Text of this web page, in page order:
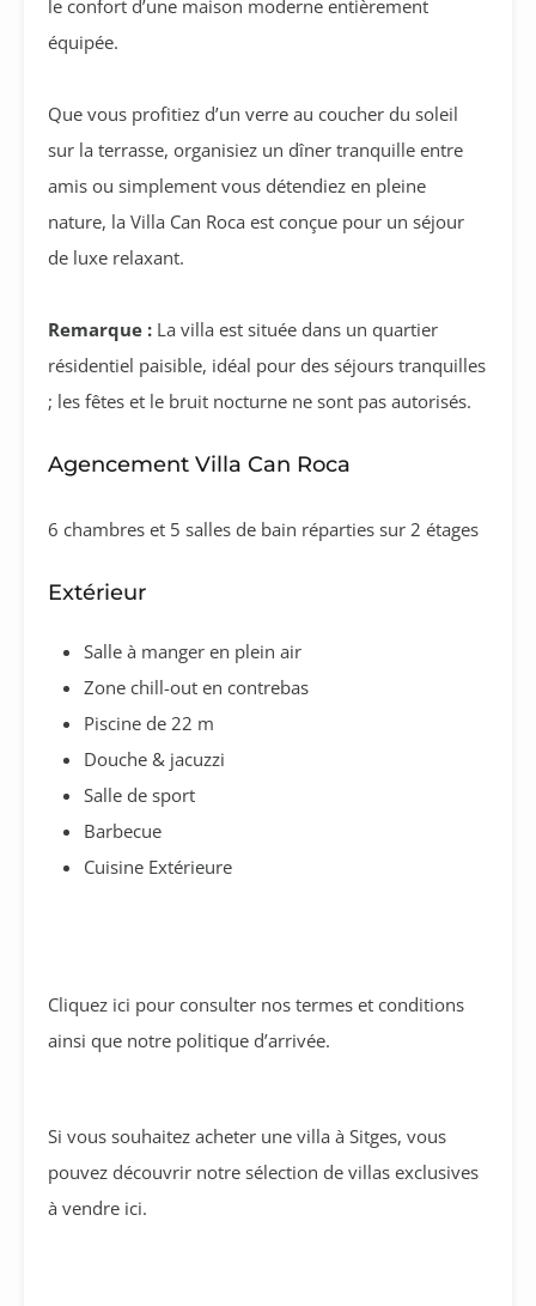
le confort d’une maison moderne entièrement
équipée.
Que vous profitiez d’un verre au coucher du soleil
sur la terrasse, organisiez un dîner tranquille entre
amis ou simplement vous détendiez en pleine
nature, la Villa Can Roca est conçue pour un séjour
de luxe relaxant.
Remarque : La villa est située dans un quartier
résidentiel paisible, idéal pour des séjours tranquilles
; les fêtes et le bruit nocturne ne sont pas autorisés.
Agencement Villa Can Roca
6 chambres et 5 salles de bain réparties sur 2 étages
Extérieur
Salle à manger en plein air
Zone chill-out en contrebas
Piscine de 22 m
Douche & jacuzzi
Salle de sport
Barbecue
Cuisine Extérieure
Cliquez ici pour consulter nos termes et conditions
ainsi que notre politique d’arrivée.
Si vous souhaitez acheter une villa à Sitges, vous
pouvez découvrir notre sélection de villas exclusives
à vendre ici.